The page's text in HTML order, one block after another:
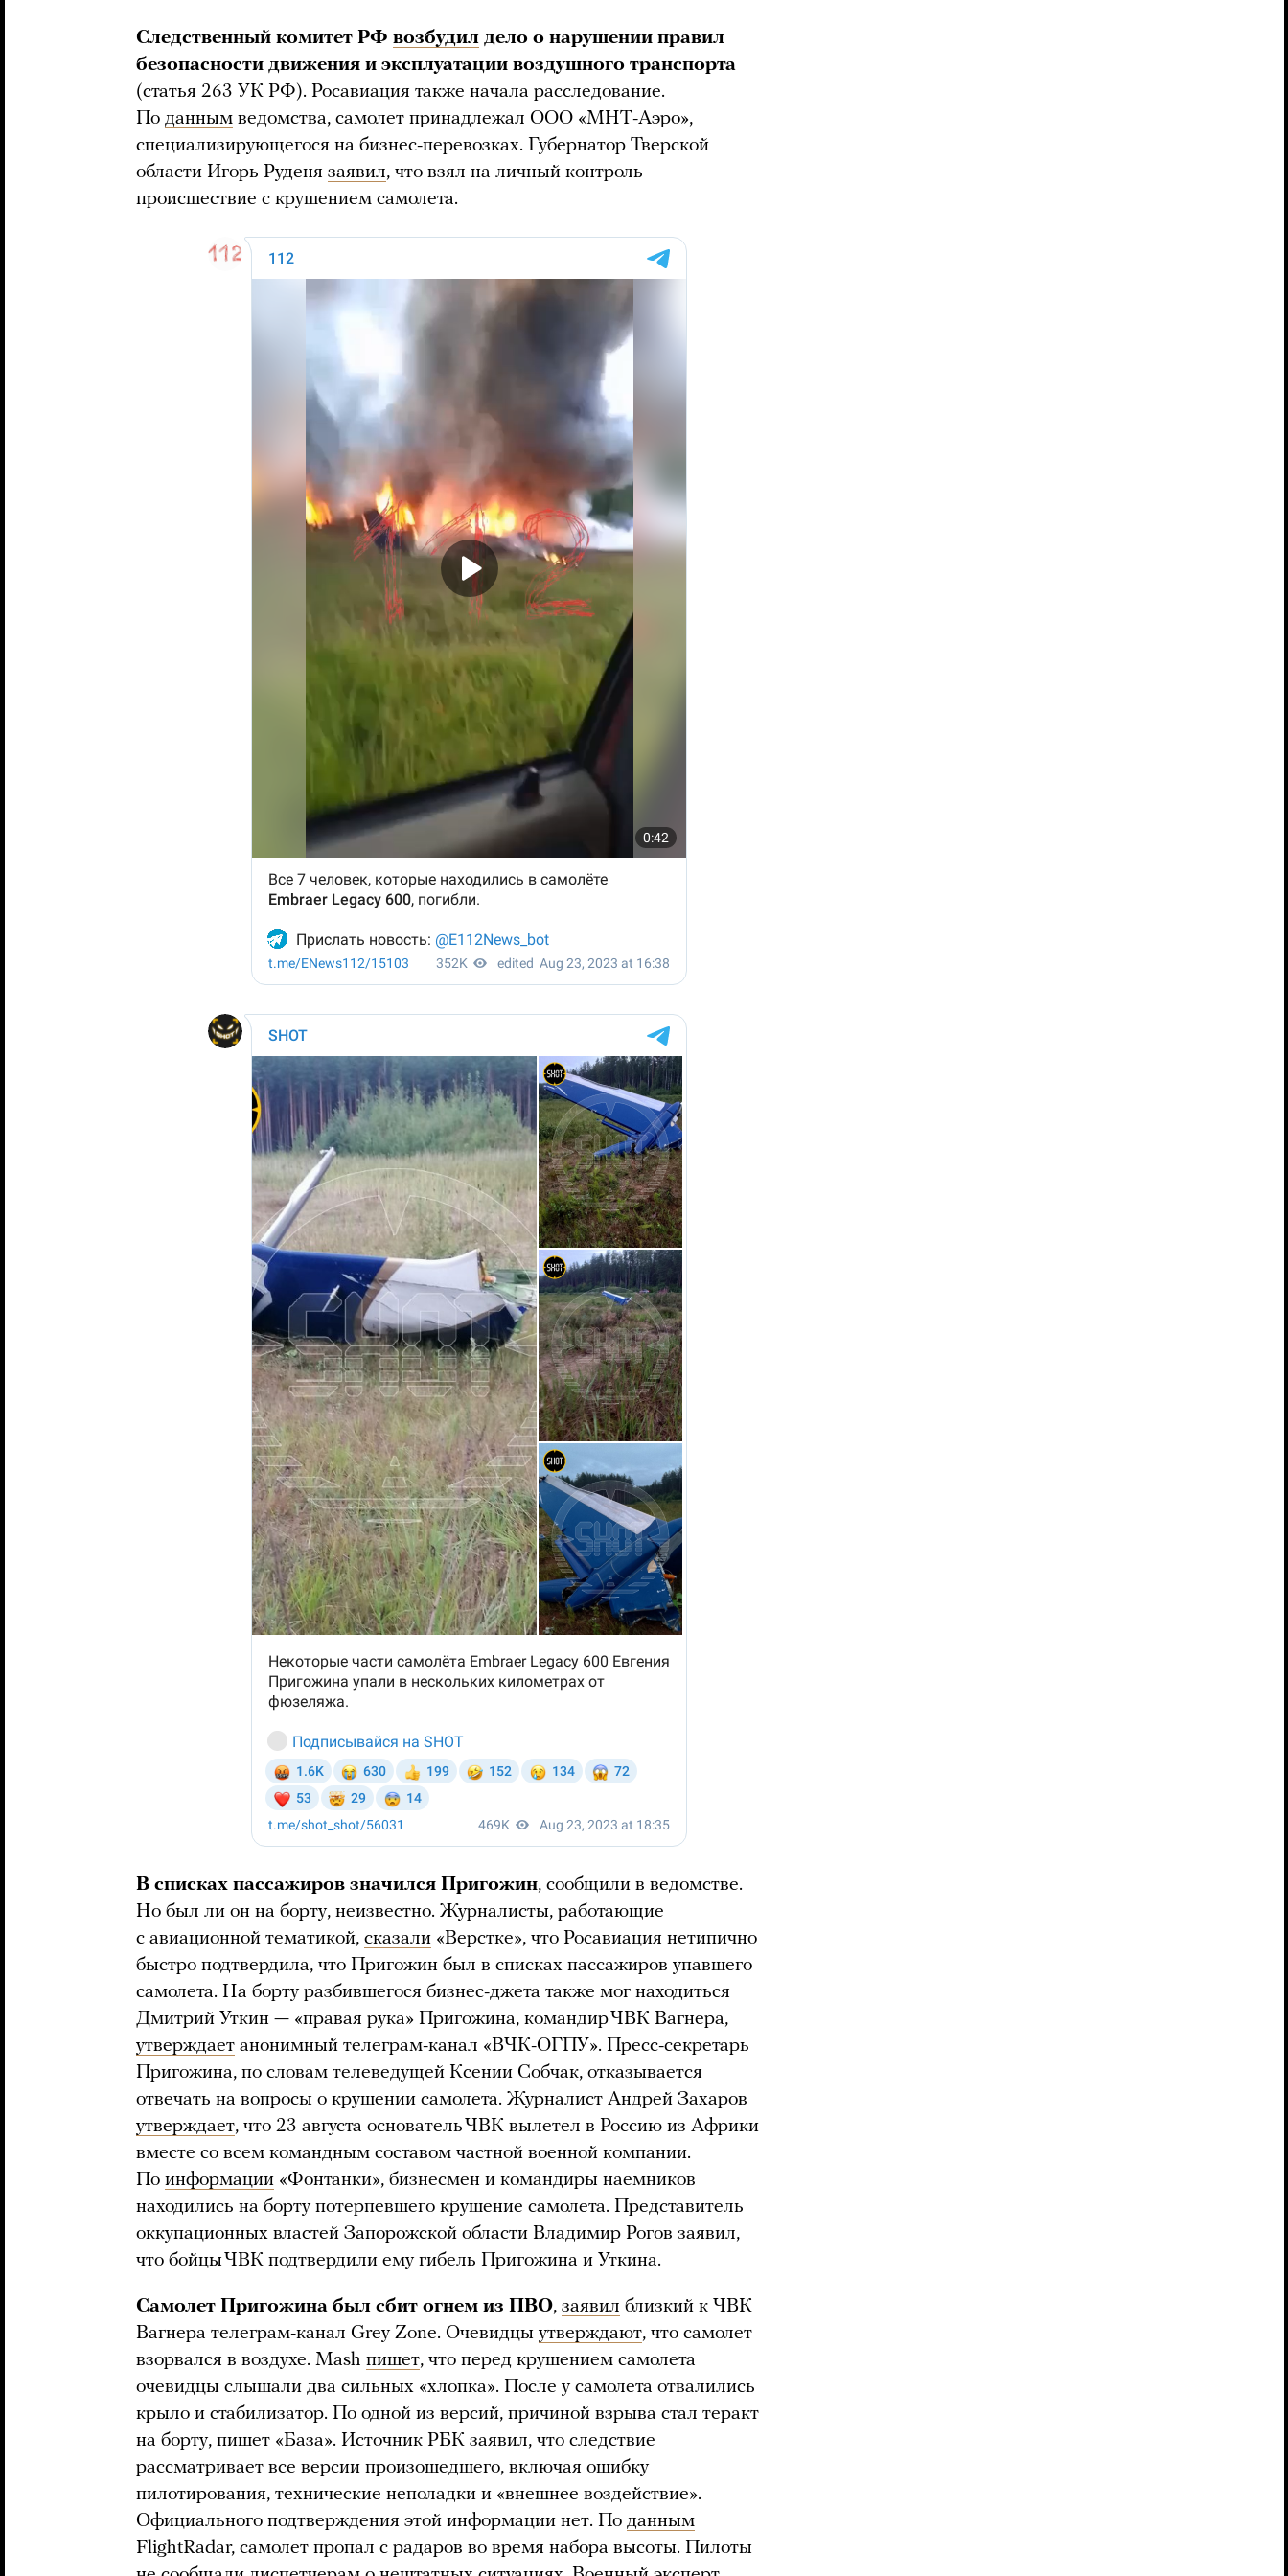
Следственный комитет РФ возбудил дело о нарушении правил
безопасности движения и эксплуатации воздушного транспорта
(статья 263 УК РФ). Росавиация также начала расследование.
По данным ведомства, самолет принадлежал ООО «МНТ-Аэро»,
специализирующегося на бизнес-перевозках. Губернатор Тверской
области Игорь Руденя заявил, что взял на личный контроль
происшествие с крушением самолета.
В списках пассажиров значился Пригожин, сообщили в ведомстве.
Но был ли он на борту, неизвестно. Журналисты, работающие
с авиационной тематикой, сказали «Верстке», что Росавиация нетипично
быстро подтвердила, что Пригожин был в списках пассажиров упавшего
самолета. На борту разбившегося бизнес-джета также мог находиться
Дмитрий Уткин — «правая рука» Пригожина, командир ЧВК Вагнера,
утверждает анонимный телеграм-канал «ВЧК-ОГПУ». Пресс-секретарь
Пригожина, по словам телеведущей Ксении Собчак, отказывается
отвечать на вопросы о крушении самолета. Журналист Андрей Захаров
утверждает, что 23 августа основатель ЧВК вылетел в Россию из Африки
вместе со всем командным составом частной военной компании.
По информации «Фонтанки», бизнесмен и командиры наемников
находились на борту потерпевшего крушение самолета. Представитель
оккупационных властей Запорожской области Владимир Рогов заявил,
что бойцы ЧВК подтвердили ему гибель Пригожина и Уткина.
Самолет Пригожина был сбит огнем из ПВО, заявил близкий к ЧВК
Вагнера телеграм-канал Grey Zone. Очевидцы утверждают, что самолет
взорвался в воздухе. Mash пишет, что перед крушением самолета
очевидцы слышали два сильных «хлопка». После у самолета отвалились
крыло и стабилизатор. По одной из версий, причиной взрыва стал теракт
на борту, пишет «База». Источник РБК заявил, что следствие
рассматривает все версии произошедшего, включая ошибку
пилотирования, технические неполадки и «внешнее воздействие».
Официального подтверждения этой информации нет. По данным
FlightRadar, самолет пропал с радаров во время набора высоты. Пилоты